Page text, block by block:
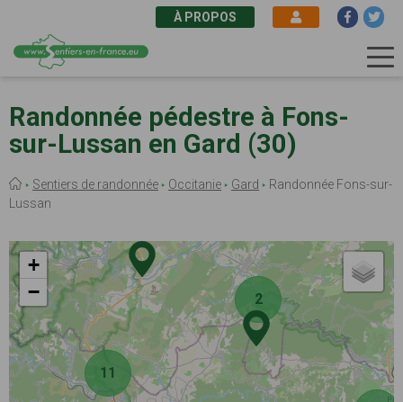
au
contenu
principal
À PROPOS
Randonnée pédestre à Fons-
sur-Lussan en Gard (30)
Fil
d'Ariane
Sentiers de randonnée Occitanie Gard
Randonnée Fons-sur-
Lussan
2
11
+
−